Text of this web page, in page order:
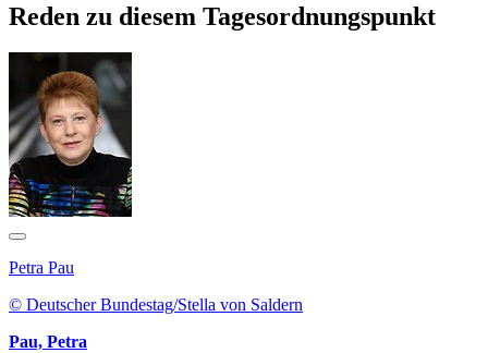
Reden zu diesem Tagesordnungspunkt
Petra Pau
© Deutscher Bundestag/Stella von Saldern
Pau, Petra